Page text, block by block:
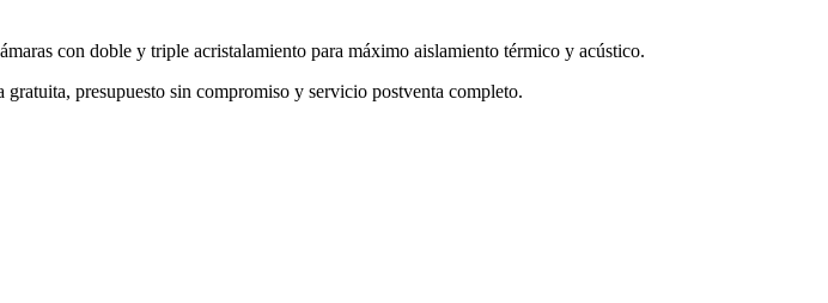
con doble y triple acristalamiento para máximo aislamiento térmico y acústico.
presupuesto sin compromiso y servicio postventa completo.